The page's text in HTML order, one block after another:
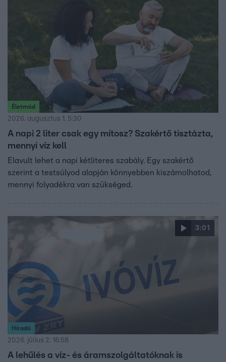
Életmód
2026. augusztus 1. 5:30
A napi 2 liter csak egy mítosz? Szakértő tisztázta,
mennyi víz kell
Elavult lehet a napi kétliteres szabály. Egy szakértő
szerint a testsúlyod alapján könnyebben kiszámolhatod,
mennyi folyadékra van szükséged.
3:01
Híradó
2026. július 2. 16:58
A lehűlés a víz- és áramszolgáltatóknak is